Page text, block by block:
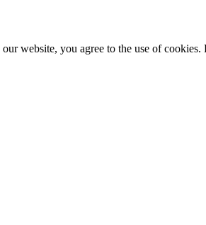
website, you agree to the use of